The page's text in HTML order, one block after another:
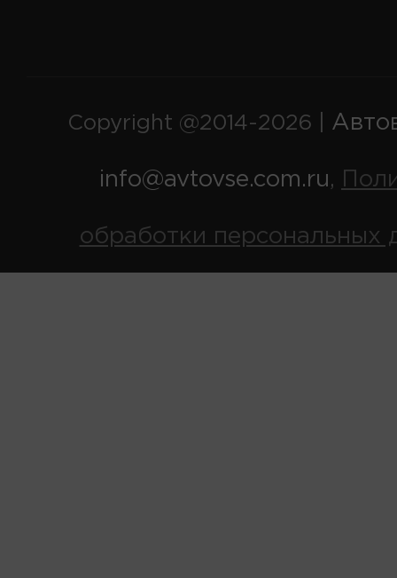
Copyright @2014-2026 |
info@avtovse.com.ru,
обработки персональных